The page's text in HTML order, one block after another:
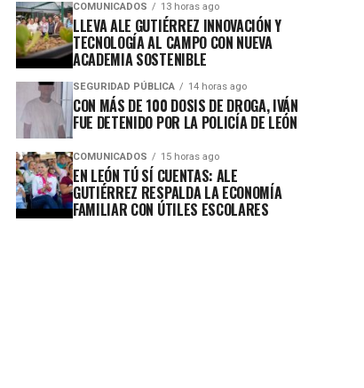
COMUNICADOS 13 horas ago
LLEVA ALE GUTIÉRREZ INNOVACIÓN Y
TECNOLOGÍA AL CAMPO CON NUEVA
ACADEMIA SOSTENIBLE
SEGURIDAD PÚBLICA 14 horas ago
CON MÁS DE 100 DOSIS DE DROGA, IVÁN
FUE DETENIDO POR LA POLICÍA DE LEÓN
COMUNICADOS 15 horas ago
EN LEÓN TÚ SÍ CUENTAS: ALE
GUTIÉRREZ RESPALDA LA ECONOMÍA
FAMILIAR CON ÚTILES ESCOLARES